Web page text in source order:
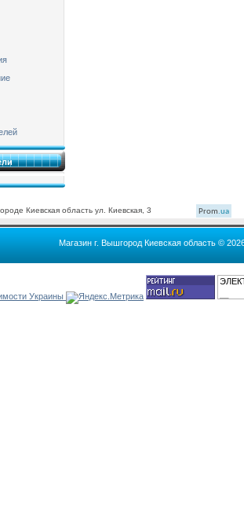
Киевская область ул. Киевская, 3 Prom.ua
Магазин г. Вышгород Киевская область ©